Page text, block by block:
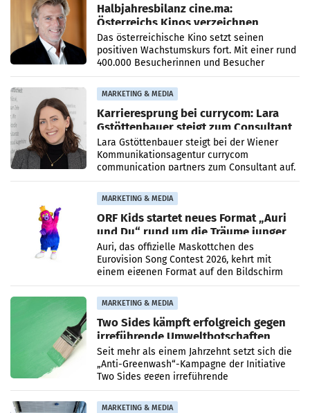
Halbjahresbilanz cine.ma:
Österreichs Kinos verzeichnen
400.000 Besucher mehr
Das österreichische Kino setzt seinen
positiven Wachstumskurs fort. Mit einer rund
400.000 Besucherinnen und Besucher
höheren Nettoreichweite im ersten Halbjahr
2026 gegenüber dem
MARKETING & MEDIA
Karrieresprung bei currycom: Lara
Gstöttenbauer steigt zum Consultant
auf
Lara Gstöttenbauer steigt bei der Wiener
Kommunikationsagentur currycom
communication partners zum Consultant auf.
Die 27-jährige Beraterin betreut Kundinnen
und Kunden in den Bereichen
MARKETING & MEDIA
ORF Kids startet neues Format „Auri
und Du“ rund um die Träume junger
Menschen
Auri, das offizielle Maskottchen des
Eurovision Song Contest 2026, kehrt mit
einem eigenen Format auf den Bildschirm
zurück. In der neuen Sendung „Auri und Du“
bei ORF Kids steht
MARKETING & MEDIA
Two Sides kämpft erfolgreich gegen
irreführende Umweltbotschaften
beim Papiereinsatz
Seit mehr als einem Jahrzehnt setzt sich die
„Anti-Greenwash“-Kampagne der Initiative
Two Sides gegen irreführende
Umweltaussagen bei Papierkommunikation
und papierbasierten Verpackungen
MARKETING & MEDIA